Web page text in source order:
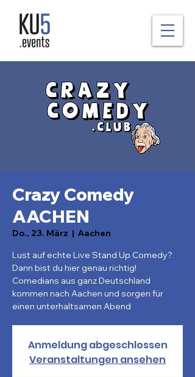
Crazy Comedy
AACHEN
Do., 23. März
  |
Aachen
Lust auf echte Live Stand Up Comedy?
Dann bist du hier genau richtig!
Comedians aus ganz Deutschland
kommen nach Aachen und sorgen für
einen unterhaltsamen Abend
Anmeldung abgeschlossen
Veranstaltungen ansehen